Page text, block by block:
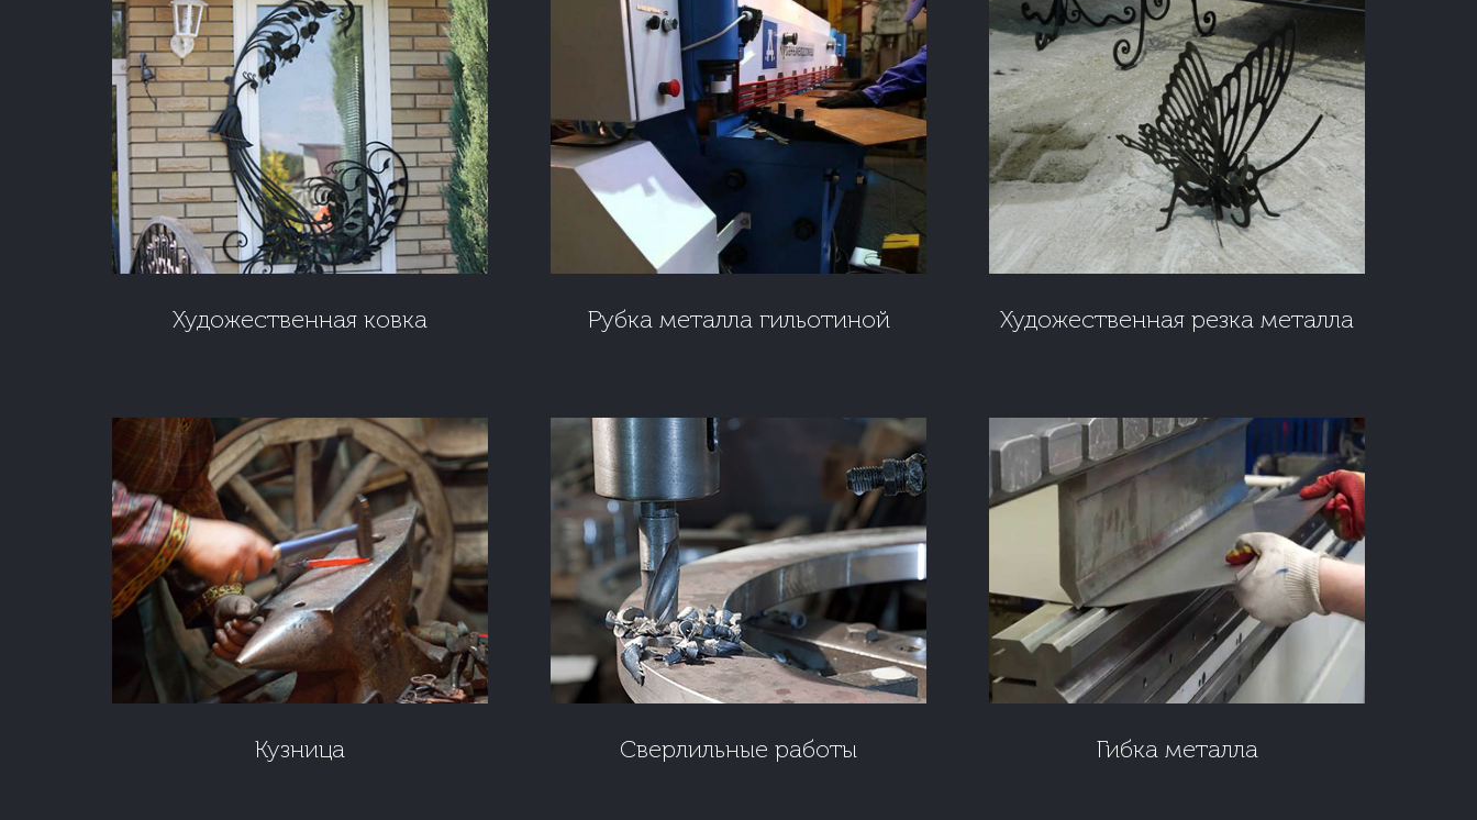
Художественная ковка Рубка металла гильотиной Художественная резка металла
Кузница Cверлильные работы Гибка металла